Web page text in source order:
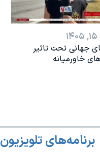
جهانی تحت تاثیر
خاورمیانه
برنامه‌های تلویزیون